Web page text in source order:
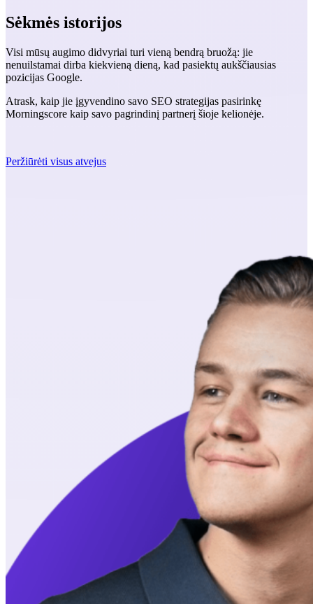
Sėkmės istorijos
Visi mūsų augimo didvyriai turi vieną bendrą bruožą: jie
nenuilstamai dirba kiekvieną dieną, kad pasiektų aukščiausias
pozicijas Google.
Atrask, kaip jie įgyvendino savo SEO strategijas pasirinkę
Morningscore kaip savo pagrindinį partnerį šioje kelionėje.
Peržiūrėti visus atvejus